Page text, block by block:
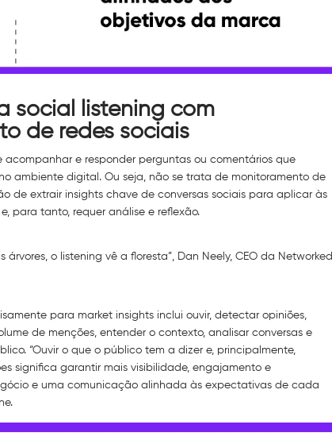
social listening com
de redes sociais
acompanhar e responder perguntas ou comentários que
ambiente digital. Ou seja, não se trata de monitoramento de
de extrair insights chave de conversas sociais para aplicar às
para tanto, requer análise e reflexão.
árvores, o listening vê a floresta”, Dan Neely, CEO da Networked
para market insights inclui ouvir, detectar opiniões,
de menções, entender o contexto, analisar conversas e
“Ouvir o que o público tem a dizer e, principalmente,
significa garantir mais visibilidade, engajamento e
e uma comunicação alinhada às expectativas de cada